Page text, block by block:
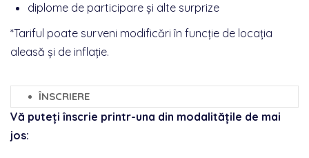
diplome de participare și alte surprize
*Tariful poate surveni modificări în funcție de locația
aleasă și de inflație.
ÎNSCRIERE
Vă puteți înscrie printr-una din modalitățile de mai
jos: